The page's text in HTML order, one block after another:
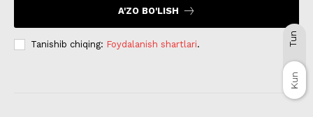
A'ZO BO'LISH
Tanishib chiqing: Foydalanish shartlari.
Kun
Kun
Tun